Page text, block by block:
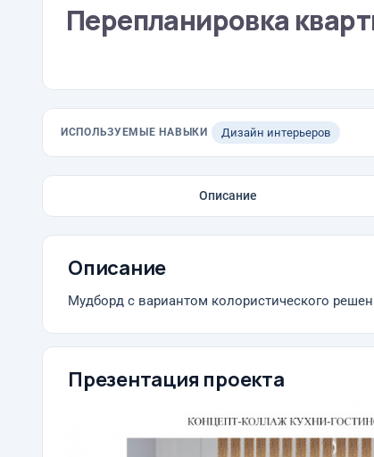
Перепланировка
ИСПОЛЬЗУЕМЫЕ НАВЫКИ Дизайн интерьеров
Описание
Описание
Мудборд с вариантом колористического
Презентация проекта